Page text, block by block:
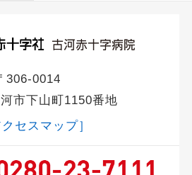
306-0014
市下山町1150番地
クセスマップ］